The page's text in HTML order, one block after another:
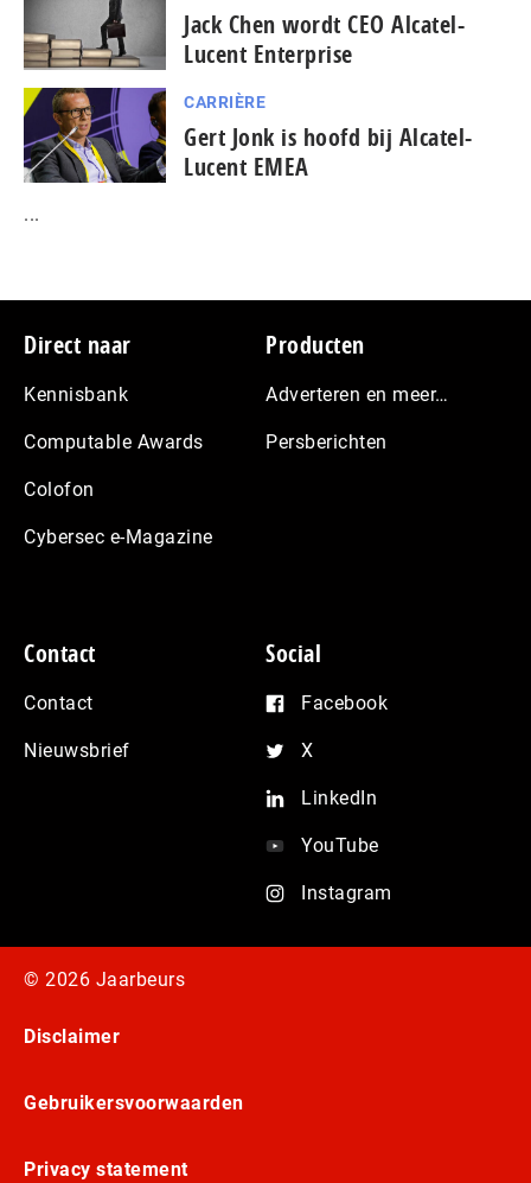
Jack Chen wordt CEO Alcatel-
Lucent Enterprise
CARRIÈRE
Gert Jonk is hoofd bij Alcatel-
Lucent EMEA
...
Footer
Direct naar
Kennisbank
Computable Awards
Colofon
Cybersec e-Magazine
Producten
Adverteren en meer…
Persberichten
Contact
Contact
Nieuwsbrief
Social
Facebook
X
LinkedIn
YouTube
Instagram
© 2026 Jaarbeurs
Disclaimer
Gebruikersvoorwaarden
Privacy statement